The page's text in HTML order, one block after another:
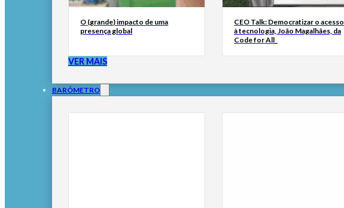
O (grande) impacto de uma
presença global
CEO Talk: Democratizar o acesso
à tecnologia, João Magalhães, da
Code for All_
VER MAIS
BARÓMETRO